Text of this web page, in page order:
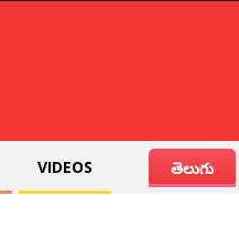
VIDEOS తెలుగు